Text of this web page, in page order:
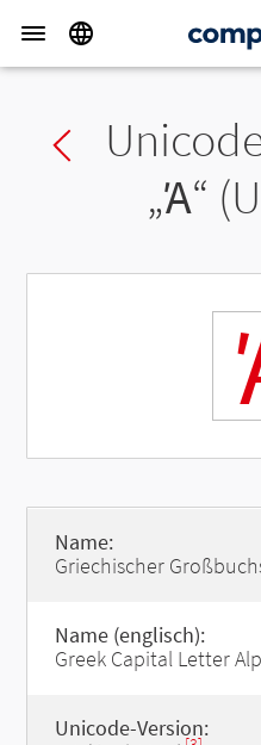
Previous char
„Ά“
Name:
Griechischer
Name (englisch):
Greek Capital Letter
Unicode-Version: